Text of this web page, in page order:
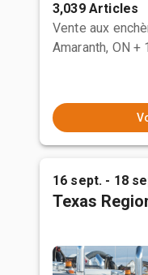
3,039 Articles
Vente aux
Amaranth, ON +
16 sept. - 18
Texas